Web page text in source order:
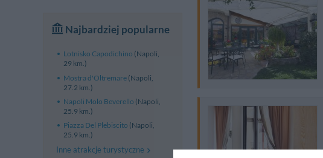
Najbardziej popularne
Lotnisko Capodichino (Napoli,
29 km.)
Mostra d'Oltremare (Napoli,
27.2 km.)
Napoli Molo Beverello (Napoli,
25.9 km.)
Piazza Del Plebiscito (Napoli,
25.9 km.)
Inne atrakcje turystyczne